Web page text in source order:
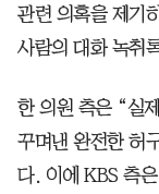
관련 의혹을 제기
사람의 대화 녹취
한 의원 측은 “실
꾸며낸 완전한 허
다. 이에 KBS 측